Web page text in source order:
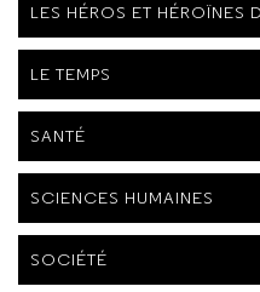
LES HÉROS ET HÉROÏNES
LE TEMPS
SANTÉ
SCIENCES HUMAINES
SOCIÉTÉ